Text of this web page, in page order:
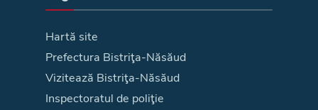
Hartă site
Prefectura Bistriţa-Năsăud
Vizitează Bistriţa-Năsăud
Inspectoratul de poliţie